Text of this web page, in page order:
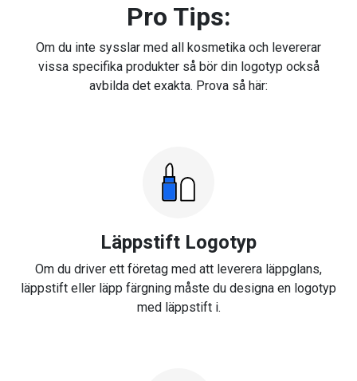
Pro Tips:
Om du inte sysslar med all kosmetika och levererar
vissa specifika produkter så bör din logotyp också
avbilda det exakta. Prova så här:
Läppstift Logotyp
Om du driver ett företag med att leverera läppglans,
läppstift eller läpp färgning måste du designa en logotyp
med läppstift i.